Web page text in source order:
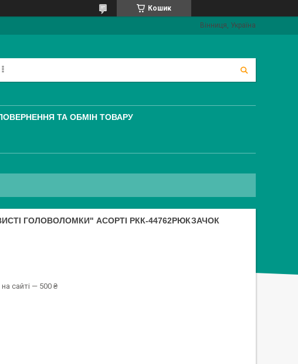
Кошик
Вінниця, Україна
ТА ОБМІН ТОВАРУ
ГОЛОВОЛОМКИ" АСОРТІ РКК-44762РЮКЗАЧОК
сайті — 500 ₴